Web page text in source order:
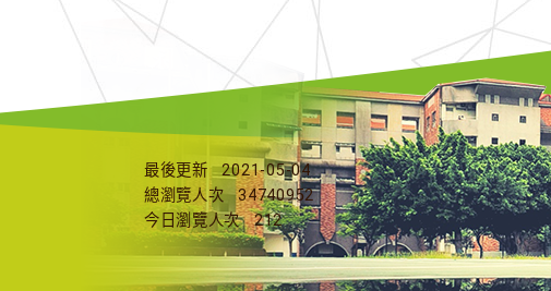
最後更新
2021-05-04
總瀏覽人次
34740952
今日瀏覽人次
212